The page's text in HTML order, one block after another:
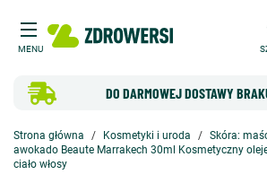
MENU
DO DARMOWEJ DOSTAWY
Strona główna Kosmetyki i uroda Skóra:
awokado Beaute Marrakech 30ml Kosmetyczny
ciało włosy